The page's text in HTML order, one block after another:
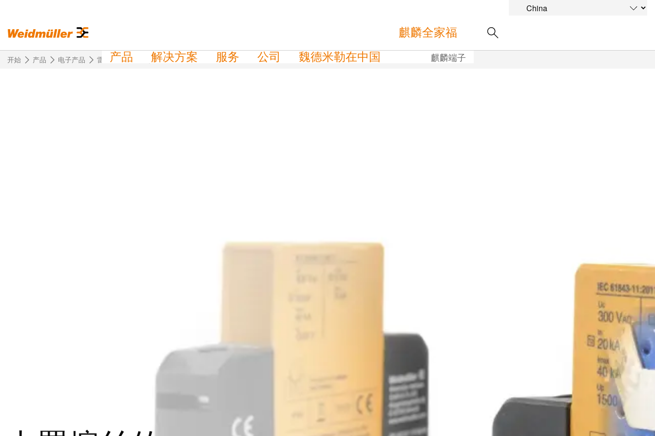
产品 解决方案 服务 公司 魏德米勒在中国
麒麟全家福
麒麟端子
开始 产品 电子产品 雷击和浪涌保护 带集成熔丝的 VATITECTOR PU AC II